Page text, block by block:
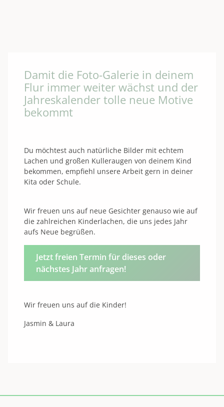
Damit die Foto-Galerie in deinem
Flur immer weiter wächst und der
Jahreskalender tolle neue Motive
bekommt
Du möchtest auch natürliche Bilder mit echtem
Lachen und großen Kulleraugen von deinem Kind
bekommen, empfiehl unsere Arbeit gern in deiner
Kita oder Schule.
Wir freuen uns auf neue Gesichter genauso wie auf
die zahlreichen Kinderlachen, die uns jedes Jahr
aufs Neue begrüßen.
Jetzt freien Termin für dieses oder
nächstes Jahr anfragen!
Wir freuen uns auf die Kinder!
Jasmin & Laura